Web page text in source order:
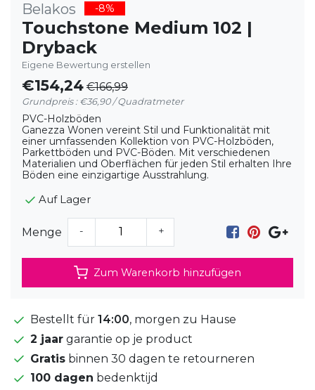
Belakos -8%
Touchstone Medium 102 |
Dryback
Eigene Bewertung erstellen
€154,24 €166,99
Grundpreis : €36,90 / Quadratmeter
PVC-Holzböden
Ganezza Wonen vereint Stil und Funktionalität mit
einer umfassenden Kollektion von PVC-Holzböden,
Parkettböden und PVC-Böden. Mit verschiedenen
Materialien und Oberflächen für jeden Stil erhalten Ihre
Böden eine einzigartige Ausstrahlung.
Auf Lager
Menge - +
Zum Warenkorb hinzufügen
Bestellt für 14:00, morgen zu Hause
2 jaar garantie op je product
Gratis binnen 30 dagen te retourneren
100 dagen bedenktijd